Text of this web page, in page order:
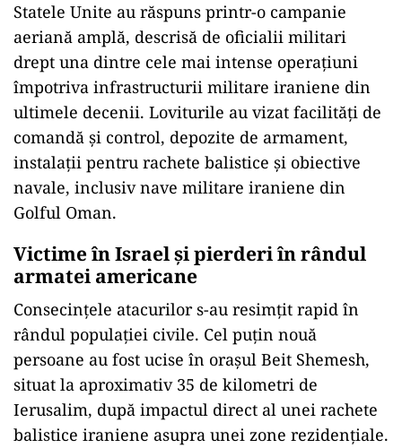
Statele Unite au răspuns printr-o campanie
aeriană amplă, descrisă de oficialii militari
drept una dintre cele mai intense operațiuni
împotriva infrastructurii militare iraniene din
ultimele decenii. Loviturile au vizat facilități de
comandă și control, depozite de armament,
instalații pentru rachete balistice și obiective
navale, inclusiv nave militare iraniene din
Golful Oman.
Victime în Israel și pierderi în rândul
armatei americane
Consecințele atacurilor s-au resimțit rapid în
rândul populației civile. Cel puțin nouă
persoane au fost ucise în orașul Beit Shemesh,
situat la aproximativ 35 de kilometri de
Ierusalim, după impactul direct al unei rachete
balistice iraniene asupra unei zone rezidențiale.